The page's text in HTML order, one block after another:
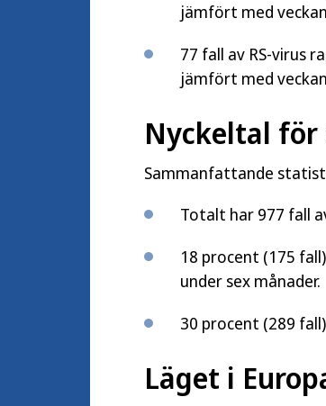
jämfört med
77 fall av RS-virus
jämfört med
Nyckeltal
Sammanfattande
Totalt har 977 fall
18 procent (175
under sex månader.
30 procent (289
Läget i